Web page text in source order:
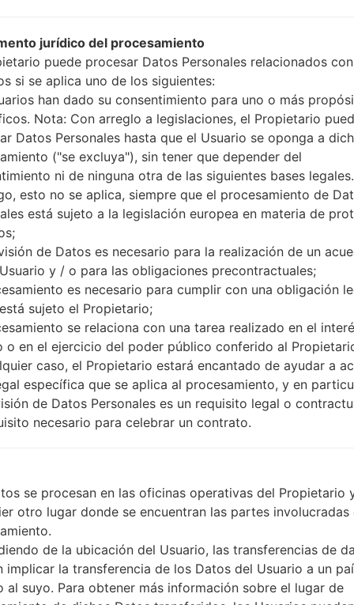
2x2.15 GHz Kryo & 2x1.6
4GB
32GB
microSD, hasta 256 GB
Red y Datos
1 Nano-SIM
GSM 850/900/1800/1900 MHz
HSDPA 850/1700(AWS)/1900
LTE band 1(2100), 2(1900),
20(800)
-
LTE-A Cat 6, HSDPA+,
5.3 pulgadas (~70.1%
IPS LCD
1440 x 2560 píxeles (~554
Batería y Teclado
Extraíble Li-Ion 2800 mAh
Interfaces
3.5mm jack
versión 4.2, A2DP, LE, aptX
Sí
USB 3.0, Type-C, OTG
Wi-Fi 802.11 a/b/g/n/ac,
jurídico del procesamiento
puede procesar Datos Personales relacionados
si se aplica uno de los siguientes:
han dado su consentimiento para uno o más
Nota: Con arreglo a legislaciones, el Propietario
Datos Personales hasta que el Usuario se oponga a
("se excluya"), sin tener que depender del
ni de ninguna otra de las siguientes bases
esto no se aplica, siempre que el procesamiento de
está sujeto a la legislación europea en materia de
de Datos es necesario para la realización de un
y / o para las obligaciones precontractuales;
es necesario para cumplir con una obligación
sujeto el Propietario;
se relaciona con una tarea realizado en el
o en el ejercicio del poder público conferido al
caso, el Propietario estará encantado de ayudar a
específica que se aplica al procesamiento, y en
de Datos Personales es un requisito legal o
necesario para celebrar un contrato.
se procesan en las oficinas operativas del Propietario
otro lugar donde se encuentran las partes involucradas
de la ubicación del Usuario, las transferencias de
implicar la transferencia de los Datos del Usuario a un
al suyo. Para obtener más información sobre el lugar de